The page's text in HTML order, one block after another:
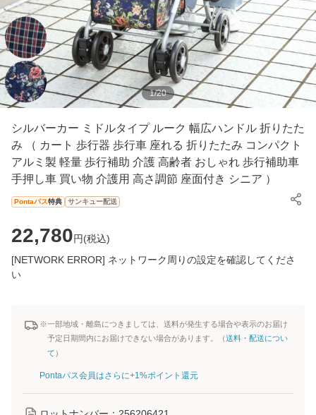
1/20
シルバーカー ミドルタイプ ルーク 幅広ハンドル 折りたた
み （ カート 歩行器 歩行車 座れる 折りたたみ コンパクト
アルミ製 軽量 歩行補助 介護 高齢者 おしゃれ 歩行補助車
手押し車 買い物 介護用 高さ調節 座面付き シニア ）
Pontaパス特典 サンキュー配送
22,780円(税込)
[NETWORK ERROR] ネットワーク周りの設定を確認してくださ
い
※一部地域・離島につきましては、送料が発生する場合や表示のお届け
予定日期間内にお届けできない場合があります。（送料・配送につい
て ）
Pontaパス会員はさらに+1%ポイント還元